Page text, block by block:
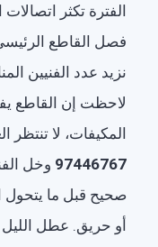
الفترة تكثر
فصل القاطع
نزيد عدد الفنيين
لاحظت إن القاطع
المكيفات، لا تنتظر
97446767 وخل
صحيح قبل ما يتحول
أو حريق. عطل الليل